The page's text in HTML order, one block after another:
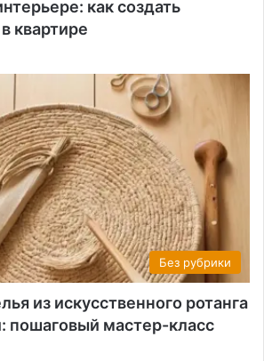
как создать
квартире
Без рубрики
из искусственного ротанга
пошаговый мастер-класс